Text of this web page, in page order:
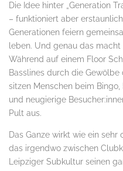
Die Idee hinter „Generation
– funktioniert aber
Generationen feiern
leben. Und genau das
Während auf einem Floor
Basslines durch die
sitzen Menschen beim
und neugierige
Pult aus.
Das Ganze wirkt wie ein sehr
das irgendwo zwischen
Leipziger Subkultur seinen